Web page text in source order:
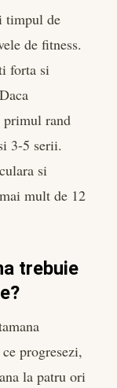
timpul de
de fitness.
forta si
primul rand
3-5 serii.
si
mult de 12
trebuie
progresezi,
la patru ori